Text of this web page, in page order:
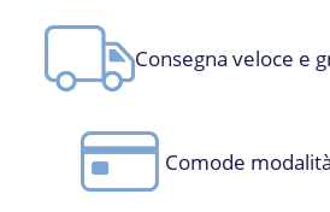
Consegna veloce e
Comode